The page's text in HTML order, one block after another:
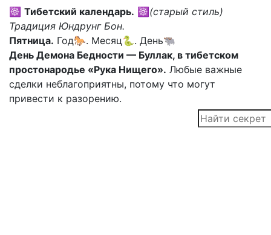
☸ Тибетский календарь. ☸ (старый стиль)
Традиция Юндрунг Бон.
Пятница. Год🐎. Месяц🐍. День🐃
День Демона Бедности — Буллак, в тибетском
простонародье «Рука Нищего». Любые важные
сделки неблагоприятны, потому что могут
привести к разорению.